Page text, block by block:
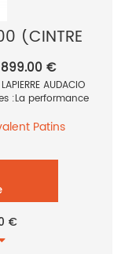
(CINTRE
€
AUDACIO
:La performance
Patins
€